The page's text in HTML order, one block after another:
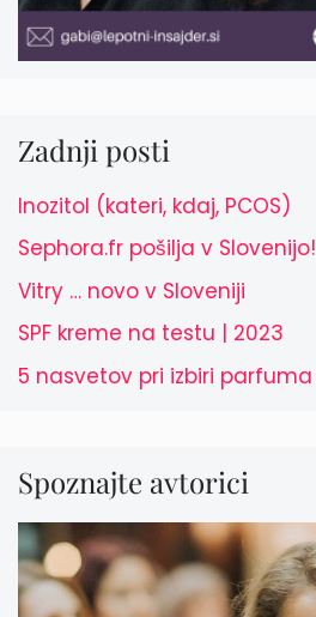
Zadnji posti
Inozitol (kateri, kdaj, PCOS)
Sephora.fr pošilja v Slovenijo!
Vitry … novo v Sloveniji
SPF kreme na testu | 2023
5 nasvetov pri izbiri parfuma
Spoznajte avtorici